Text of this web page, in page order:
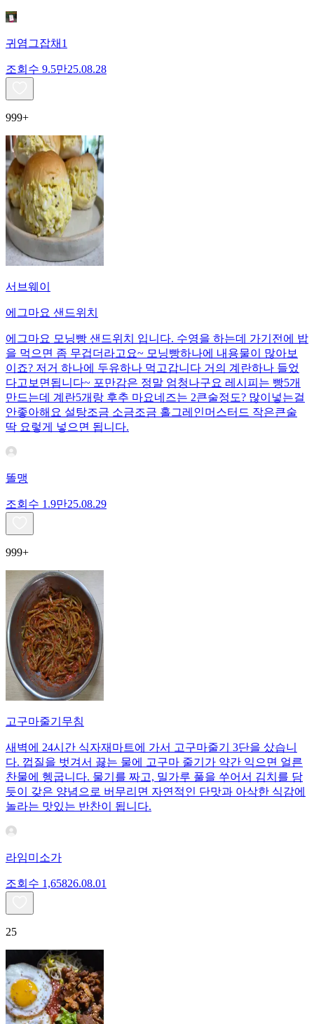
귀염그잡채1
조회수 9.5만25.08.28
999+
서브웨이
에그마요 샌드위치
에그마요 모닝빵 샌드위치 입니다. 수영을 하는데 가기전에 밥
을 먹으면 좀 무겁더라고요~ 모닝빵하나에 내용물이 많아보
이죠? 저거 하나에 두유하나 먹고갑니다 거의 계란하나 들었
다고보면됩니다~ 포만감은 정말 엄청나구요 레시피는 빵5개
만드는데 계란5개랑 후추 마요네즈는 2큰술정도? 많이넣는걸
안좋아해요 설탕조금 소금조금 홀그레인머스터드 작은큰술
딱 요렇게 넣으면 됩니다.
똘맹
조회수 1.9만25.08.29
999+
고구마줄기무침
새벽에 24시간 식자재마트에 가서 고구마줄기 3단을 샀습니
다. 껍질을 벗겨서 끓는 물에 고구마 줄기가 약간 익으면 얼른
찬물에 헹굽니다. 물기를 짜고, 밀가루 풀을 쑤어서 김치를 담
듯이 갖은 양념으로 버무리면 자연적인 단맛과 아삭한 식감에
놀라는 맛있는 반찬이 됩니다.
라임미소가
조회수 1,65826.08.01
25